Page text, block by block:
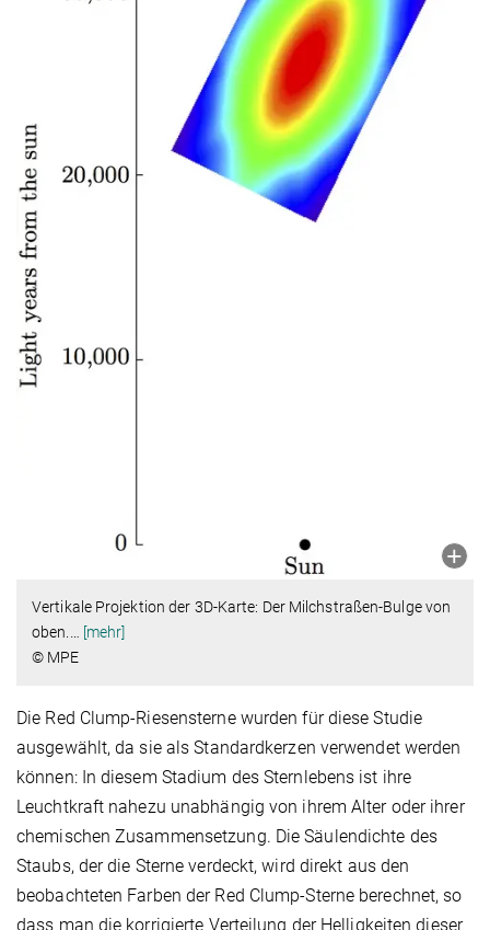
Vertikale Projektion der 3D-Karte: Der Milchstraßen-Bulge von
oben.
[mehr]
© MPE
Die Red Clump-Riesensterne wurden für diese Studie
ausgewählt, da sie als Standardkerzen verwendet werden
können: In diesem Stadium des Sternlebens ist ihre
Leuchtkraft nahezu unabhängig von ihrem Alter oder ihrer
chemischen Zusammensetzung. Die Säulendichte des
Staubs, der die Sterne verdeckt, wird direkt aus den
beobachteten Farben der Red Clump-Sterne berechnet, so
dass man die korrigierte Verteilung der Helligkeiten dieser